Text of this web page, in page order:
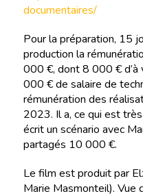
documentaires/
Pour la préparation, 15
production la
000 €, dont 8 000 € d’à
000 € de salaire de
rémunération des
2023. Il a, ce qui est
écrit un scénario avec
partagés 10 000 €.
Le film est produit par
Marie Masmonteil). Vue